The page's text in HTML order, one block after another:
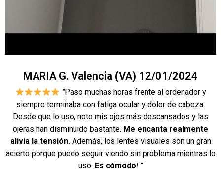
MARIA G. Valencia (VA) 12/01/2024
"Paso muchas horas frente al ordenador y
siempre terminaba con fatiga ocular y dolor de cabeza.
Desde que lo uso, noto mis ojos más descansados y las
ojeras han disminuido bastante. Me encanta realmente
alivia la tensión.Además, los lentes visuales son un gran
acierto porque puedo seguir viendo sin problema mientras lo
uso. Es cómodo! "